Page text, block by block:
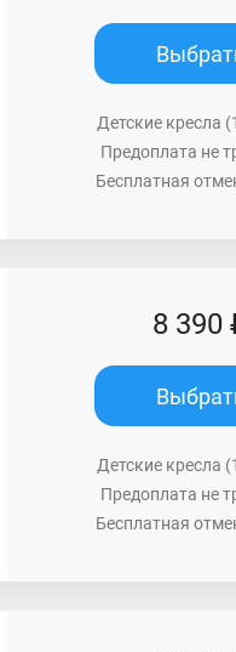
Детские кресла
Предоплата не
Бесплатная
8 390
Детские кресла
Предоплата не
Бесплатная